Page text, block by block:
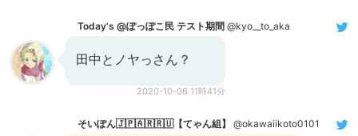
Today's @ぽっぽこ民 テスト期間 @kyo__to_aka
田中とノヤっさん？
2020-10-06 11時41分
そいぽん🇯🇵🇦🇷🇷🇺【てゃん組】 @okawaiikoto0101